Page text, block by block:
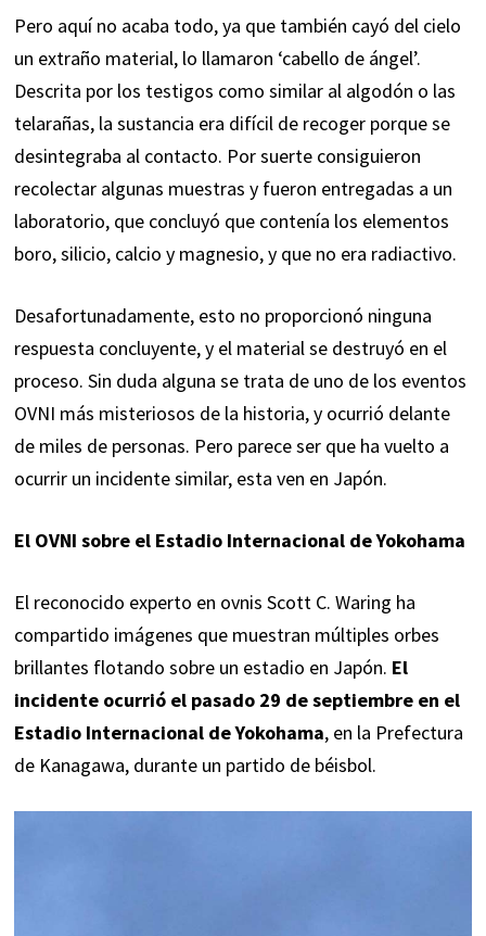
Pero aquí no acaba todo, ya que también cayó del cielo
un extraño material, lo llamaron ‘cabello de ángel’.
Descrita por los testigos como similar al algodón o las
telarañas, la sustancia era difícil de recoger porque se
desintegraba al contacto. Por suerte consiguieron
recolectar algunas muestras y fueron entregadas a un
laboratorio, que concluyó que contenía los elementos
boro, silicio, calcio y magnesio, y que no era radiactivo.
Desafortunadamente, esto no proporcionó ninguna
respuesta concluyente, y el material se destruyó en el
proceso. Sin duda alguna se trata de uno de los eventos
OVNI más misteriosos de la historia, y ocurrió delante
de miles de personas. Pero parece ser que ha vuelto a
ocurrir un incidente similar, esta ven en Japón.
El OVNI sobre el Estadio Internacional de Yokohama
El reconocido experto en ovnis Scott C. Waring ha
compartido imágenes que muestran múltiples orbes
brillantes flotando sobre un estadio en Japón. El
incidente ocurrió el pasado 29 de septiembre en el
Estadio Internacional de Yokohama, en la Prefectura
de Kanagawa, durante un partido de béisbol.